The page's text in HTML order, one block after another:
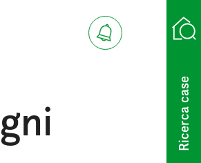
Ricerca case